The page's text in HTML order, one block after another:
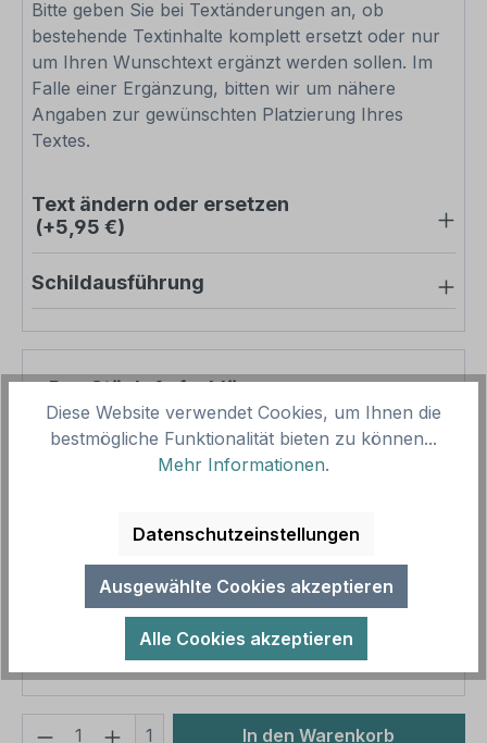
Bitte geben Sie bei Textänderungen an, ob
bestehende Textinhalte komplett ersetzt oder nur
um Ihren Wunschtext ergänzt werden sollen. Im
Falle einer Ergänzung, bitten wir um nähere
Angaben zur gewünschten Platzierung Ihres
Textes.
Text ändern oder ersetzen
(+5,95 €)
Schildausführung
Pro-Stück-Aufschläge
Produktpreis
42,48 €
Zwischensumme
Zusammenfassung
Gesamtpreis
42,48 €
Preise inkl. MwSt. zzgl. Versandkosten
Aufgrund von Neuberechnungen im Warenkorb sind
abweichende Endpreise möglich.
Produkt Anzahl: Gib den
1 In den Warenkorb
Diese Website verwendet Cookies, um Ihnen die
bestmögliche Funktionalität bieten zu können...
Mehr Informationen.
Datenschutzeinstellungen
Ausgewählte Cookies akzeptieren
Alle Cookies akzeptieren